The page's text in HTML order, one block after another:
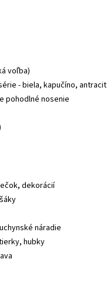
voľba)
- biela, kapučíno, antracit
pohodlné nosenie
dekorácií
náradie
hubky